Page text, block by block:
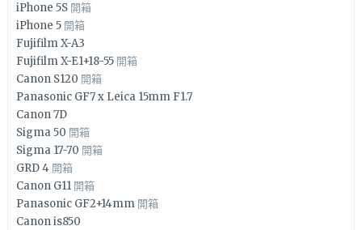
iPhone 5S 開箱
iPhone 5 開箱
Fujifilm X-A3
Fujifilm X-E1+18-55 開箱
Canon S120 開箱
Panasonic GF7 x Leica 15mm F1.7
Canon 7D
Sigma 50 開箱
Sigma 17-70 開箱
GRD 4 開箱
Canon G11 開箱
Panasonic GF2+14mm 開箱
Canon is850